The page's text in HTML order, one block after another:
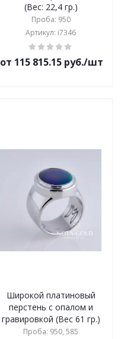
(Вес: 22,4 гр.)
Проба: 950
Артикул: i7346
от 115 815.15 руб./шт
Широкой платиновый
перстень с опалом и
гравировкой (Вес 61 гр.)
Проба: 950, 585